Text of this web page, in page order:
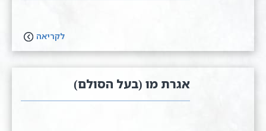
לקריאה
אגרת מו (בעל הסולם)